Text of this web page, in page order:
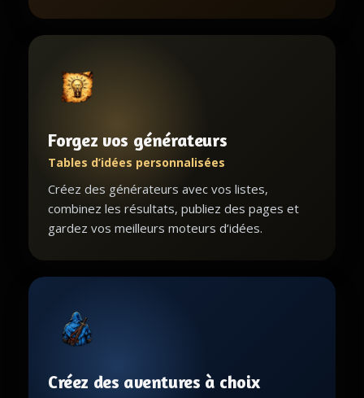
Forgez vos générateurs
Tables d’idées personnalisées
Créez des générateurs avec vos listes,
combinez les résultats, publiez des pages et
gardez vos meilleurs moteurs d’idées.
Créez des aventures à choix